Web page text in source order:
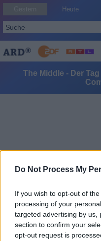
Do Not Process My
If you wish to opt-out of
processing of your
targeted advertising by us,
section to confirm your
opt-out request is
Heute
Alle Sender
The Middle - Der